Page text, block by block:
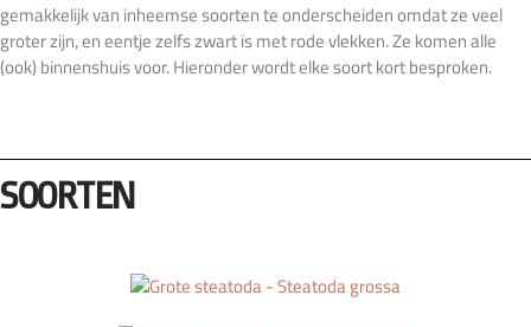
gemakkelijk van inheemse soorten te onderscheiden omdat ze veel
groter zijn, en eentje zelfs zwart is met rode vlekken. Ze komen alle
(ook) binnenshuis voor. Hieronder wordt elke soort kort besproken.
SOORTEN